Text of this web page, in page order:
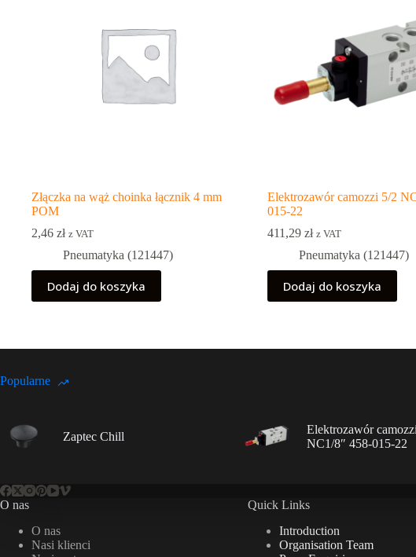
Złączka na wąż choinka łącznik 4 mm
POM
2,46 zł z VAT
Pneumatyka (121447)
Dodaj do koszyka
Elektrozawór camozzi 5/2
015-22
411,29 zł z VAT
Pneumatyka (121447)
Dodaj do koszyka
Popularne
Zaptec Chill
Elektrozawór
NC1/8″ 458-015-22
O nas
O nas
Nasi klienci
Quick Links
Introduction
Organisation Team